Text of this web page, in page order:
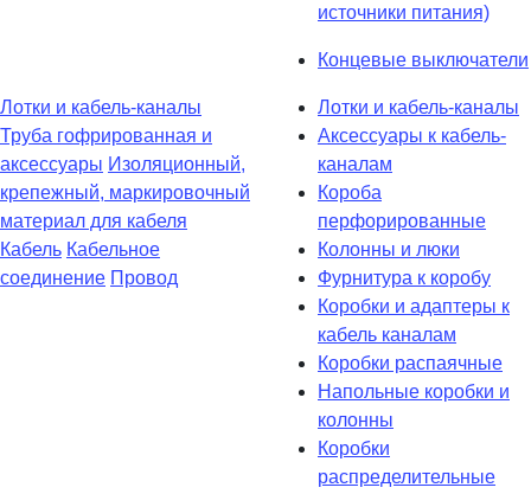
источники питания)
Концевые выключатели
Лотки и кабель-каналы
Труба гофрированная и
аксессуары Изоляционный,
крепежный, маркировочный
материал для кабеля
Кабель Кабельное
соединение Провод
Лотки и кабель-каналы
Аксессуары к кабель-
каналам
Короба
перфорированные
Колонны и люки
Фурнитура к коробу
Коробки и адаптеры к
кабель каналам
Коробки распаячные
Напольные коробки и
колонны
Коробки
распределительные